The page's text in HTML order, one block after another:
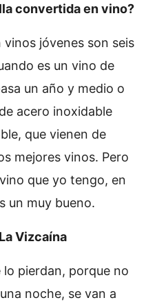
convertida en vino?
jóvenes son seis
es un vino de
un año y medio o
acero inoxidable
que vienen de
mejores vinos. Pero
que yo tengo, en
un muy bueno.
Vizcaína
pierdan, porque no
noche, se van a